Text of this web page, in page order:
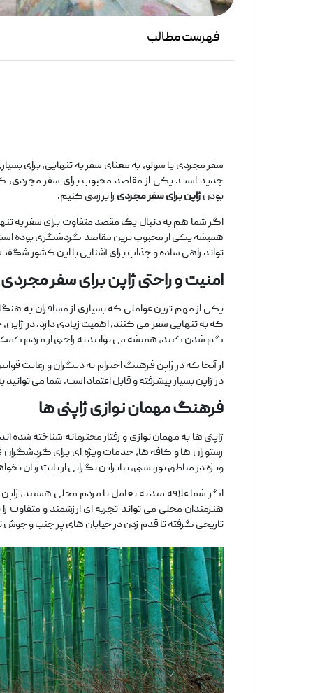
فهرست مطالب
سفر مجردی یا سولو، به معنای سفر به تنهایی، برای
جدید است. یکی از مقاصد محبوب برای سفر مجردی،
بودنژاپن برای سفر مجردی را بررسی کنیم.
اگر شما هم به دنبال یک مقصد متفاوت برای سفر به
همیشه یکی از محبوب ‌ترین مقاصد گردشگری بوده است.
‌تواند راهی ساده و جذاب برای آشنایی با این کشور
امنیت و راحتی ژاپن برای سفر مجردی
یکی از مهم ‌ترین عواملی که بسیاری از مسافران به
که به تنهایی سفر می ‌کنند، اهمیت زیادی دارد. در
گم شدن کنید، همیشه می‌ توانید به راحتی از مردم
از آنجا که در ژاپن فرهنگ احترام به دیگران و رعایت
در ژاپن بسیار پیشرفته و قابل اعتماد است. شما می
فرهنگ مهمان ‌نوازی ژاپنی ‌ها
ژاپنی‌ ها به مهمان ‌نوازی و رفتار محترمانه شناخته
رستوران ‌ها و کافه‌ ها، خدمات ویژه ‌ای برای
‌ویژه در مناطق توریستی، بنابراین نگرانی از بابت زبان
اگر شما علاقه ‌مند به تعامل با مردم محلی هستید،
هنرمندان محلی می ‌تواند تجربه‌ ای ارزشمند و متفاوت
تاریخی گرفته تا قدم زدن در خیابان ‌های پر جنب ‌و